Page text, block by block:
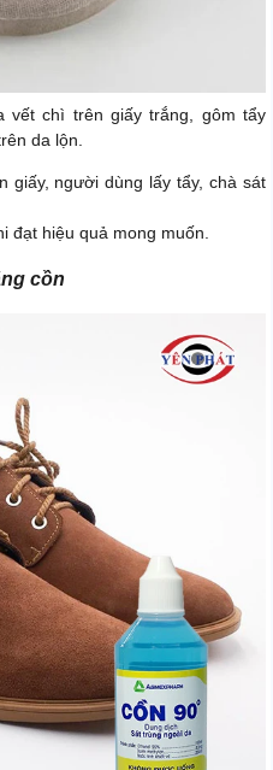
vết chì trên giấy trắng, gôm tẩy
da lộn.
giấy, người dùng lấy tẩy, chà sát
đạt hiệu quả mong muốn.
cồn